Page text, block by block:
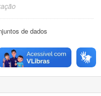
de dados